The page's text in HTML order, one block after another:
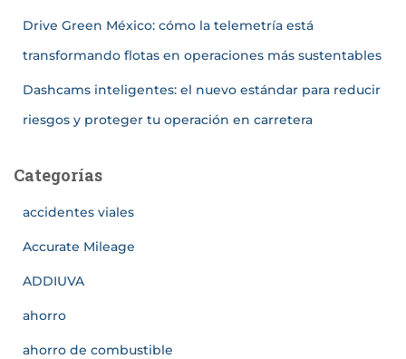
Drive Green México: cómo la telemetría está
transformando flotas en operaciones más sustentables
Dashcams inteligentes: el nuevo estándar para reducir
riesgos y proteger tu operación en carretera
Categorías
accidentes viales
Accurate Mileage
ADDIUVA
ahorro
ahorro de combustible